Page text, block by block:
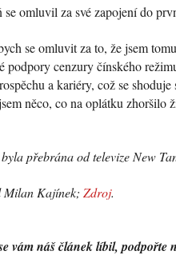
se omluvil za své zapojení do
se omluvit za to, že jsem
podpory cenzury čínského
a kariéry, což se
něco, co na oplátku zhoršilo
přebrána od televize New
Milan Kajínek; Zdroj.
vám náš článek líbil, podpořte